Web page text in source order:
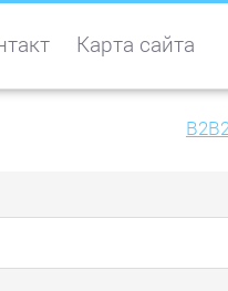
Карта сайта